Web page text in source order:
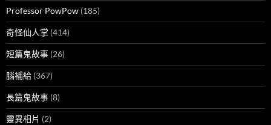
Professor PowPow (185)
奇怪仙人掌 (414)
短篇鬼故事 (26)
腦補給 (367)
長篇鬼故事 (8)
靈異相片 (2)